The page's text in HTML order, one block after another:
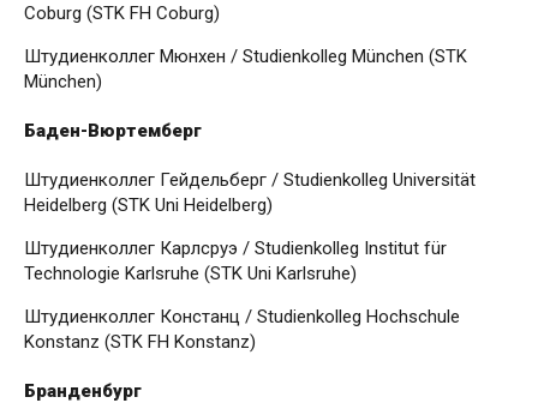
Coburg (STK FH Coburg)
Штудиенколлег Мюнхен / Studienkolleg München (STK
München)
Баден-Вюртемберг
Штудиенколлег Гейдельберг / Studienkolleg Universität
Heidelberg (STK Uni Heidelberg)
Штудиенколлег Карлсруэ / Studienkolleg Institut für
Technologie Karlsruhe (STK Uni Karlsruhe)
Штудиенколлег Констанц / Studienkolleg Hochschule
Konstanz (STK FH Konstanz)
Бранденбург